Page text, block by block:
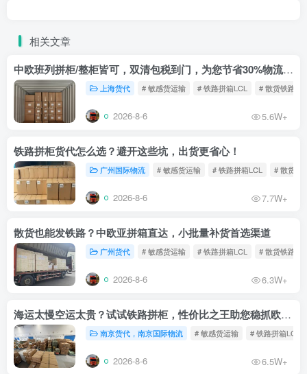
相关文章
中欧班列拼柜/整柜皆可，双清包税到门，为您节省30%物流成本！
上海货代 # 敏感货运输 # 铁路拼箱LCL # 散货铁路
2026-8-6 5.6W+
铁路拼柜货代怎么选？避开这些坑，出货更省心！
广州国际物流 # 敏感货运输 # 铁路拼箱LCL # 散货铁
2026-8-6 7.7W+
散货也能发铁路？中欧亚拼箱直达，小批量补货首选渠道
广州货代 # 敏感货运输 # 铁路拼箱LCL # 散货铁路
2026-8-6 6.3W+
海运太慢空运太贵？试试铁路拼柜，性价比之王助您稳抓欧洲市场
南京货代，南京国际物流 # 敏感货运输 # 铁路拼箱LCL
2026-8-6 6.5W+